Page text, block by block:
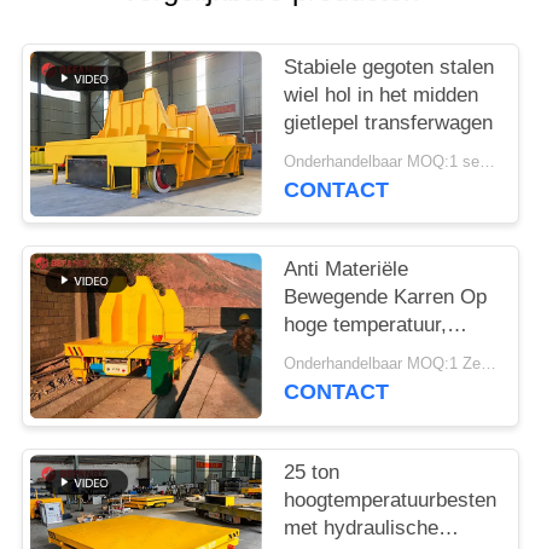
Stabiele gegoten stalen
wiel hol in het midden
gietlepel transferwagen
Onderhandelbaar MOQ:1 set/sets
CONTACT
Anti Materiële
Bewegende Karren Op
hoge temperatuur,
gietlepel van het de
Karrenmetaal van de
voor gieterij
Onderhandelbaar MOQ:1 Zet / Sets
CONTACT
25 ton
hoogtemperatuurbestendig
met hydraulische